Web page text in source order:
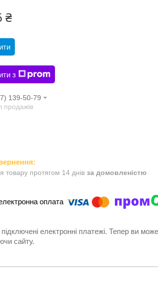
₴
з
139-50-79
продажів
товару протягом 14 днів за домовленістю
підключені електронні платежі. Тепер ви
сайту.